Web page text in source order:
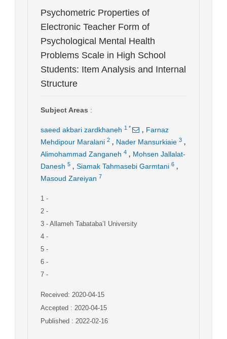
Psychometric Properties of
Electronic Teacher Form of
Psychological Mental Health
Problems Scale in High School
Students: Item Analysis and Internal
Structure
Subject Areas :
saeed akbari zardkhaneh 1 * , Farnaz
Mehdipour Maralani 2 , Nader Mansurkiaie 3 ,
Alimohammad Zanganeh 4 , Mohsen Jallalat-
Danesh 5 , Siamak Tahmasebi Garmtani 6 ,
Masoud Zareiyan 7
1 -
2 -
3 - Allameh Tabataba’I University
4 -
5 -
6 -
7 -
Received: 2020-04-15
Accepted : 2020-04-15
Published : 2022-02-16